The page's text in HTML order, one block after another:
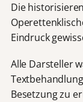
Die
Eindruck
Alle Darsteller
Besetzung zu